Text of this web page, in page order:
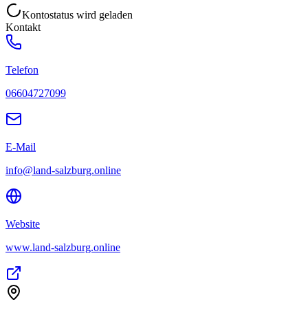
Kontostatus wird geladen
Kontakt
Telefon
06604727099
E-Mail
info@land-salzburg.online
Website
www.land-salzburg.online